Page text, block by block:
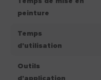
peinture
Temps
d'utilisation
Outils